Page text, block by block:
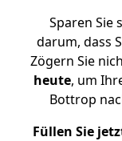
Sparen Sie
darum, dass
Zögern Sie
heute, um
Bottrop
Füllen Sie